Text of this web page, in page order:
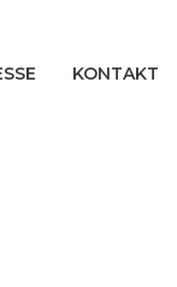
KONTAKT